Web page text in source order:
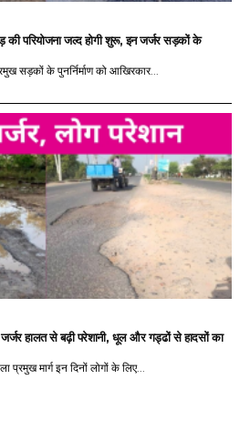
परियोजना जल्द होगी शुरू, इन जर्जर सड़कों के
सड़कों के पुनर्निर्माण को आखिरकार...
जर्जर हालत से बढ़ी परेशानी, धूल और गड्ढों से हादसों का
प्रमुख मार्ग इन दिनों लोगों के लिए...